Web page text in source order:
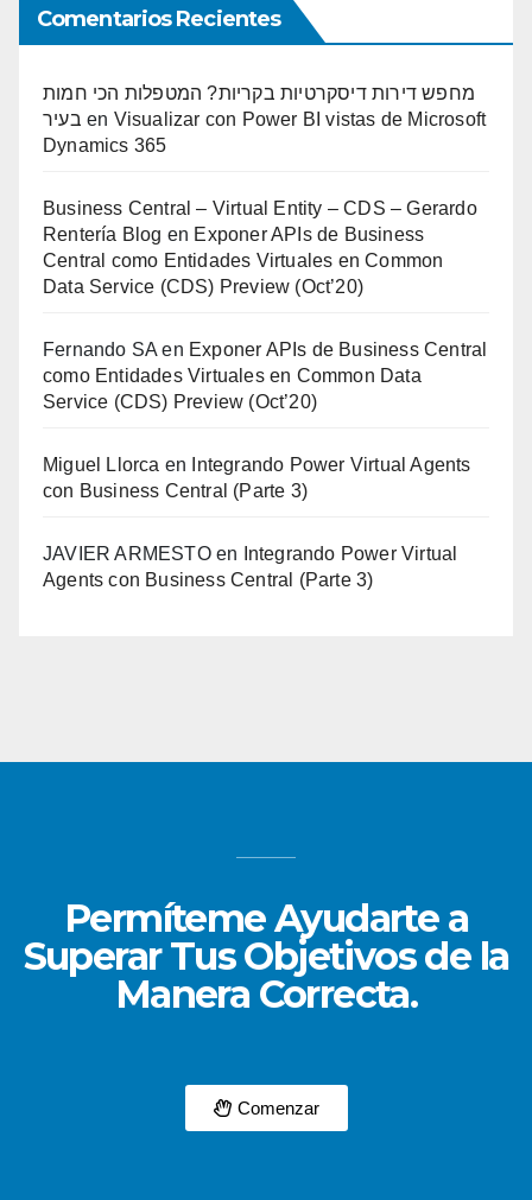
Comentarios Recientes
מחפש דירות דיסקרטיות בקריות? המטפלות הכי חמות
בעיר en Visualizar con Power BI vistas de Microsoft
Dynamics 365
Business Central – Virtual Entity – CDS – Gerardo
Rentería Blog en Exponer APIs de Business
Central como Entidades Virtuales en Common
Data Service (CDS) Preview (Oct’20)
Fernando SA en Exponer APIs de Business Central
como Entidades Virtuales en Common Data
Service (CDS) Preview (Oct’20)
Miguel Llorca en
Integrando Power Virtual Agents
con Business Central (Parte 3)
JAVIER ARMESTOen
Integrando Power Virtual
Agents con Business Central (Parte 3)
Permíteme Ayudarte a
Superar Tus Objetivos de la
Manera Correcta.
Comenzar